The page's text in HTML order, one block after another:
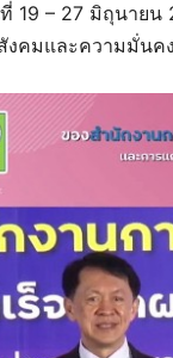
19 – 27 มิถุนาย
คมและความมั่นค